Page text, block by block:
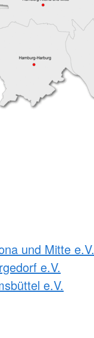
und Mitte e.V.
e.V.
e.V.